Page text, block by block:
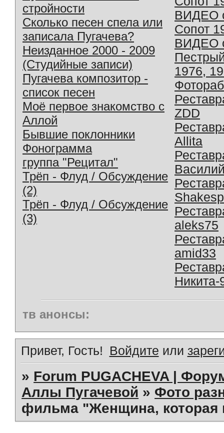
стройности
Сколько песен спела или
записала Пугачева?
Неизданное 2000 - 2009
(Студийные записи)
Пугачева композитор -
список песен
Моё первое знакомство с
Аллой
Бывшие поклонники
Фонограмма
группа "Рецитал"
Трёп - Флуд / Обсуждение
(2)
Трёп - Флуд / Обсуждение
(3)
ВИДЕО
Сопот
ВИДЕО
1976,
ZDD
Allita
aleks75
amid33
Никита-
тв анонсы:
Привет, Гость! Войдите или
» Forum PUGACHEVA |
Аллы Пугачевой » Фото
фильма "Женщина, которая